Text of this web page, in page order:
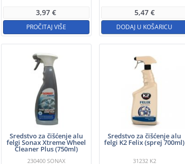
3,97€
PROČITAJ VIŠE
5,47 €
DODAJ U KOŠARICU
Sredstvo za čišćenje alu
felgi Sonax Xtreme Wheel
Cleaner Plus (750ml)
230400 SONAX
Sredstvo za čišćenje alu
felgi K2 Felix (sprej 700ml)
31232 K2